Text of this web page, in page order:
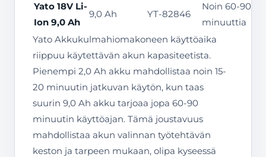
Yato 18V Li-
Ion 9,0 Ah
9,0 Ah YT-82846
Noin 60-90
minuuttia
Yato Akkukulmahiomakoneen käyttöaika
riippuu käytettävän akun kapasiteetista.
Pienempi 2,0 Ah akku mahdollistaa noin 15-
20 minuutin jatkuvan käytön, kun taas
suurin 9,0 Ah akku tarjoaa jopa 60-90
minuutin käyttöajan. Tämä joustavuus
mahdollistaa akun valinnan työtehtävän
keston ja tarpeen mukaan, olipa kyseessä